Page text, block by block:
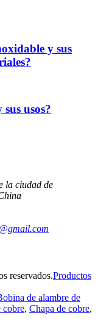
y sus
usos?
la ciudad de
reservados.Productos
de alambre de
cobre, Chapa de cobre,